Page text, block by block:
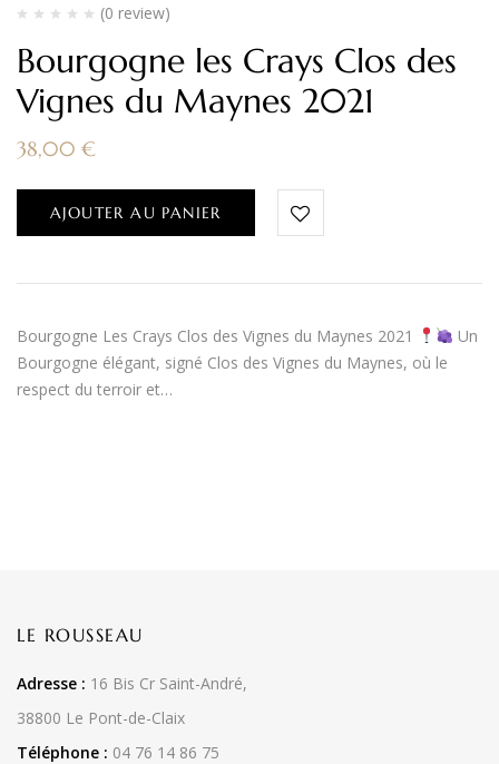
(0 review)
Bourgogne les Crays Clos des
Vignes du Maynes 2021
38,00 €
AJOUTER AU PANIER
Bourgogne Les Crays Clos des Vignes du Maynes 2021
Un
Bourgogne élégant, signé Clos des Vignes du Maynes, où le
respect du terroir et…
LE ROUSSEAU
Adresse : 16 Bis Cr Saint-André,
38800 Le Pont-de-Claix
Téléphone : 04 76 14 86 75